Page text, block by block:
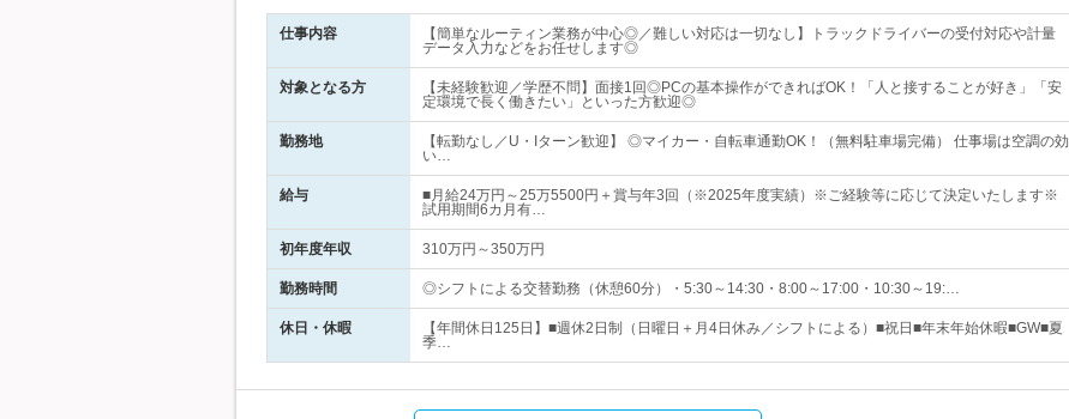
仕事内容
【簡単なルーティン業務が中心◎／難しい対応は一切なし】トラックドライバーの受付対応や計量
データ入力などをお任せします◎
対象となる方
【未経験歓迎／学歴不問】面接1回◎PCの基本操作ができればOK！「人と接することが好き」「安
定環境で長く働きたい」といった方歓迎◎
勤務地
【転勤なし／U・Iターン歓迎】 ◎マイカー・自転車通勤OK！（無料駐車場完備） 仕事場は空調の効
い…
給与
■月給24万円～25万5500円＋賞与年3回（※2025年度実績）※ご経験等に応じて決定いたします※
試用期間6カ月有…
初年度年収 310万円～350万円
勤務時間 ◎シフトによる交替勤務（休憩60分）・5:30～14:30・8:00～17:00・10:30～19:…
休日・休暇
【年間休日125日】■週休2日制（日曜日＋月4日休み／シフトによる）■祝日■年末年始休暇■GW■夏
季…